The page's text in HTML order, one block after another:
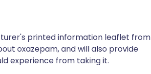
printed information leaflet from
oxazepam, and will also provide
experience from taking it.